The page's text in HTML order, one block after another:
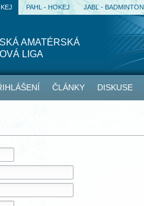
PAHL - HOKEJ JABL - BADMINTON
AMATÉRSKÁ
LIGA
ČLÁNKY DISKUSE